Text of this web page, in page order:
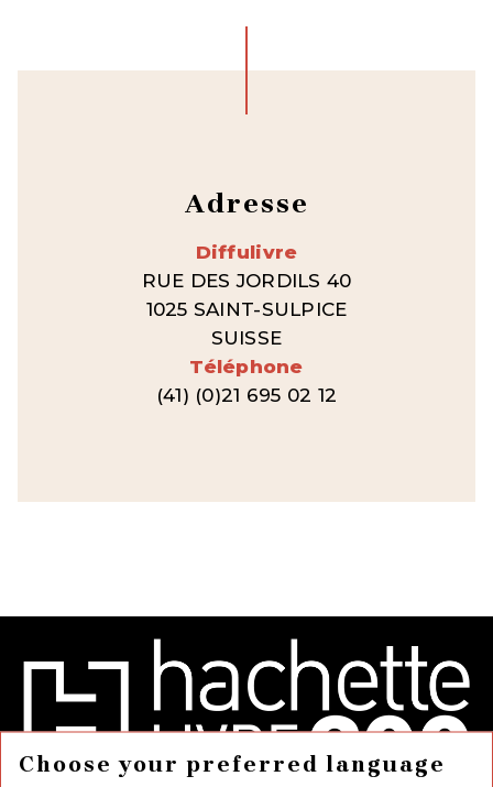
Choose your preferred language
Adresse
Diffulivre
RUE DES JORDILS 40
1025 SAINT-SULPICE
SUISSE
Téléphone
(41) (0)21 695 02 12